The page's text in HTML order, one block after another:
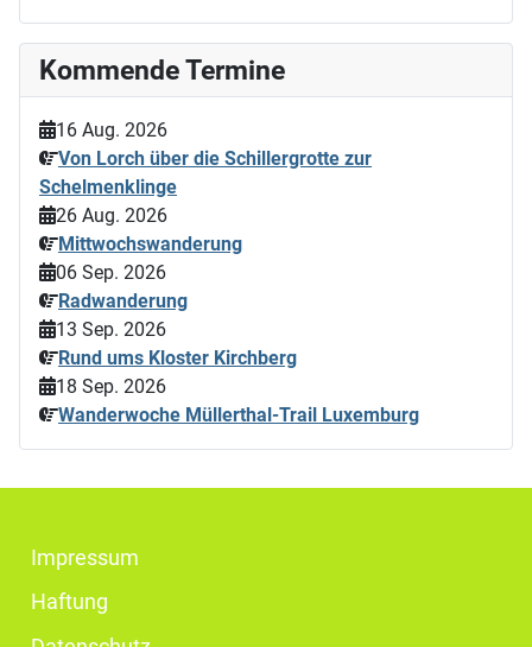
Kommende Termine
16 Aug. 2026
Von Lorch über die Schillergrotte zur
Schelmenklinge
26 Aug. 2026
Mittwochswanderung
06 Sep. 2026
Radwanderung
13 Sep. 2026
Rund ums Kloster Kirchberg
18 Sep. 2026
Wanderwoche Müllerthal-Trail Luxemburg
Impressum
Haftung